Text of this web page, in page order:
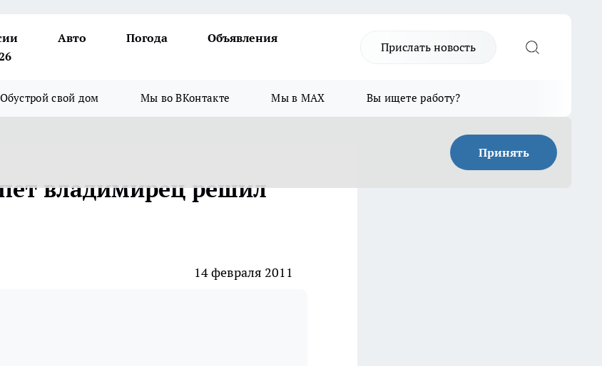
Авто Погода
Объявления
Прислать новость
Обустрой свой дом Мы во ВКонтакте Мы в MAX Вы ищете работу?
Принять
владимирец решил
14 февраля 2011